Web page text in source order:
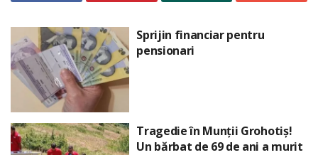
Sprijin financiar pentru
pensionari
Tragedie în Munții Grohotiș!
Un bărbat de 69 de ani a murit